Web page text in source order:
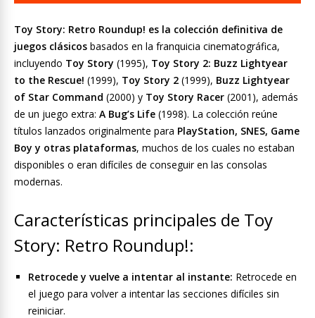
Toy Story: Retro Roundup! es la colección definitiva de
juegos clásicos basados ​​en la franquicia cinematográfica,
incluyendo Toy Story (1995), Toy Story 2: Buzz Lightyear
to the Rescue! (1999), Toy Story 2 (1999), Buzz Lightyear
of Star Command (2000) y Toy Story Racer (2001), además
de un juego extra: A Bug’s Life (1998). La colección reúne
títulos lanzados originalmente para PlayStation, SNES, Game
Boy y otras plataformas, muchos de los cuales no estaban
disponibles o eran difíciles de conseguir en las consolas
modernas.
Características principales de Toy
Story: Retro Roundup!:
Retrocede y vuelve a intentar al instante: Retrocede en
el juego para volver a intentar las secciones difíciles sin
reiniciar.